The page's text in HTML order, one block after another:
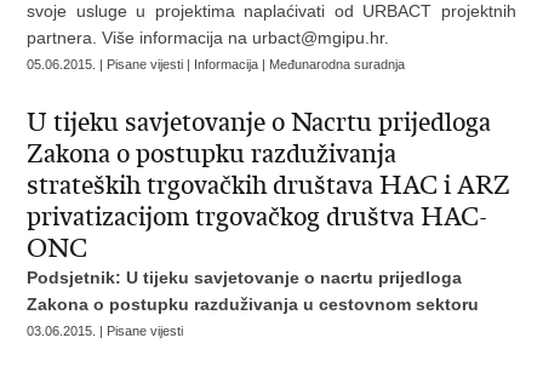
svoje usluge u projektima naplaćivati od URBACT projektnih
partnera. Više informacija na urbact@mgipu.hr.
05.06.2015. | Pisane vijesti | Informacija | Međunarodna suradnja
U tijeku savjetovanje o Nacrtu prijedloga
Zakona o postupku razduživanja
strateških trgovačkih društava HAC i ARZ
privatizacijom trgovačkog društva HAC-
ONC
Podsjetnik: U tijeku savjetovanje o nacrtu prijedloga
Zakona o postupku razduživanja u cestovnom sektoru
03.06.2015. | Pisane vijesti